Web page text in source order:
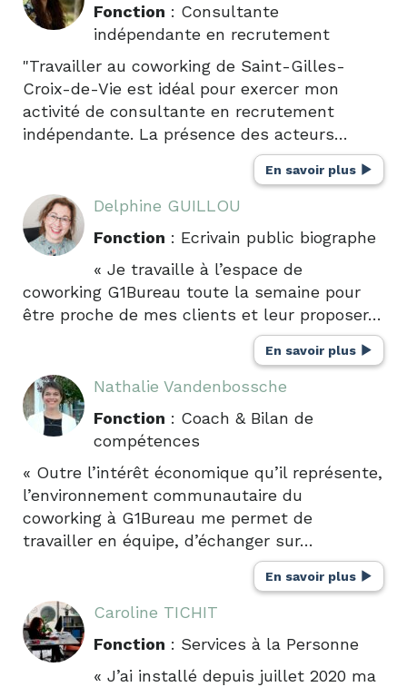
Fonction : Consultante
indépendante en recrutement
"Travailler au coworking de Saint-Gilles-
Croix-de-Vie est idéal pour exercer mon
activité de consultante en recrutement
indépendante. La présence des acteurs…
En savoir plus
Delphine GUILLOU
Fonction : Ecrivain public biographe
« Je travaille à l’espace de
coworking G1Bureau toute la semaine pour
être proche de mes clients et leur proposer…
En savoir plus
Nathalie Vandenbossche
Fonction : Coach & Bilan de
compétences
« Outre l’intérêt économique qu’il représente,
l’environnement communautaire du
coworking à G1Bureau me permet de
travailler en équipe, d’échanger sur…
En savoir plus
Caroline TICHIT
Fonction : Services à la Personne
« J’ai installé depuis juillet 2020 ma